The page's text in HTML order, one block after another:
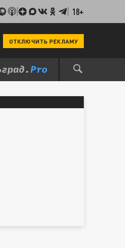
18+
ОТКЛЮЧИТЬ РЕКЛАМУ